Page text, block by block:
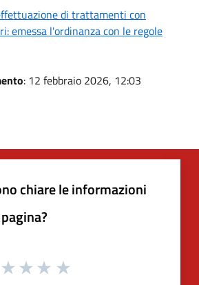
di trattamenti con
emessa l'ordinanza con le regole
: 12 febbraio 2026, 12:03
chiare le informazioni